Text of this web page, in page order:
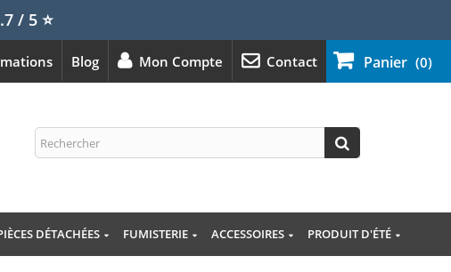
/ 5⭐
Panier (0)
Contact
Mon Compte
Blog
DÉTACHÉES FUMISTERIE ACCESSOIRES PRODUIT D'ÉTÉ